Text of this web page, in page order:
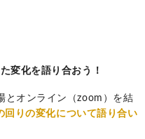
変化を語り合おう！
とオンライン（zoom）を結
りの変化について語り合い